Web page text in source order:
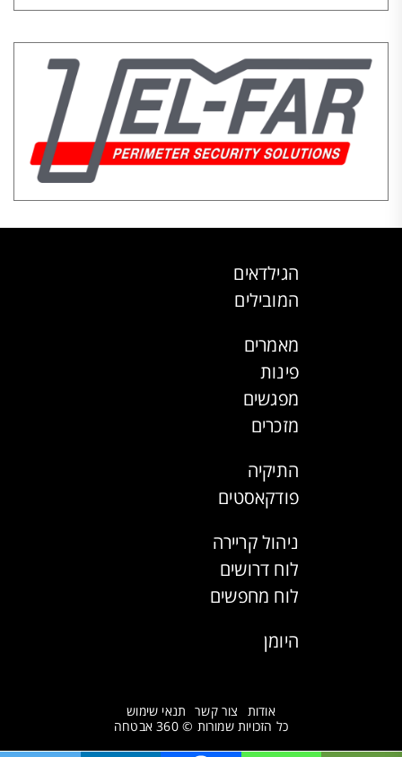
הגילדאים
המובילים
מאמרים
פינות
מפגשים
מזכרים
התיקיה
פודקאסטים
ניהול קריירה
לוח דרושים
לוח מחפשים
היומן
אודות צור קשר תנאי שימוש
כל הזכויות שמורות © 360 אבטחה